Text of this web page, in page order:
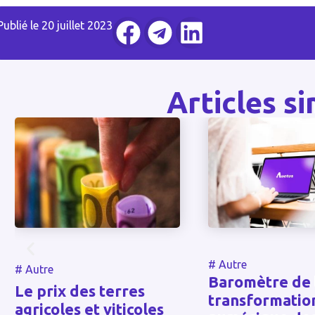
le 20 juillet 2023
Articles
# Autre
Baromètre de la
transformation
Les charmes